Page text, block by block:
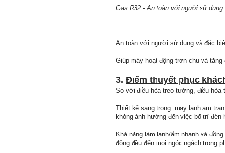
Gas R32 - An toàn với người sử dụng
An toàn với người sử dụng và đặc
Giúp máy hoạt động trơn chu và
3. Điểm thuyết phục
So với điều hòa treo tường, điều hòa
Thiết kế sang trọng: may lanh am
không ảnh hưởng đến việc bố trí đèn
Khả năng làm lạnh/ấm nhanh và
đồng đều đến mọi ngóc ngách trong